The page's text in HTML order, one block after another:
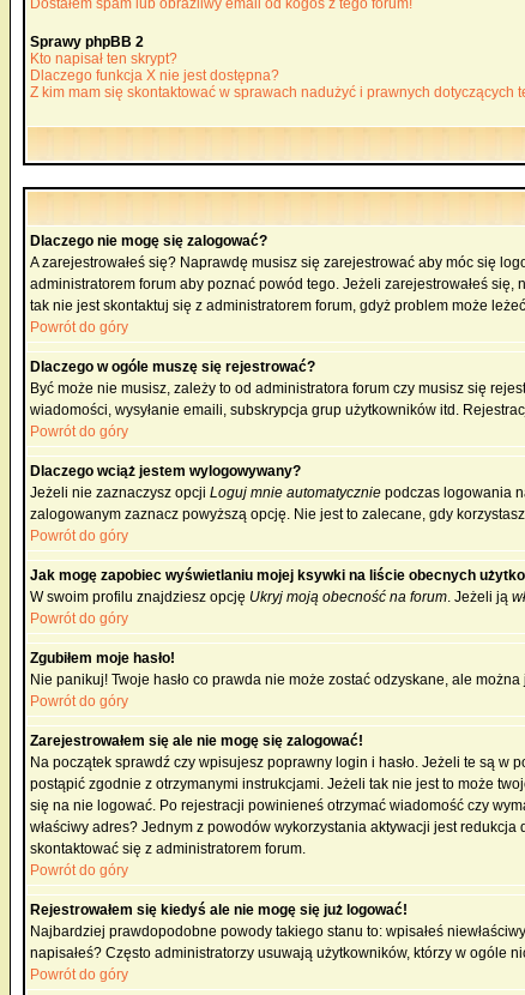
Dostałem spam lub obraźliwy email od kogoś z tego forum!
Sprawy phpBB 2
Kto napisał ten skrypt?
Dlaczego funkcja X nie jest dostępna?
Z kim mam się skontaktować w sprawach nadużyć i prawnych dotyczących
Dlaczego nie mogę się zalogować?
A zarejestrowałeś się? Naprawdę musisz się zarejestrować aby móc się
administratorem forum aby poznać powód tego. Jeżeli zarejestrowałeś się,
tak nie jest skontaktuj się z administratorem forum, gdyż problem może
Powrót do góry
Dlaczego w ogóle muszę się rejestrować?
Być może nie musisz, zależy to od administratora forum czy musisz się
wiadomości, wysyłanie emaili, subskrypcja grup użytkowników itd.
Powrót do góry
Dlaczego wciąż jestem wylogowywany?
Jeżeli nie zaznaczysz opcji Loguj mnie automatycznie podczas logowania
zalogowanym zaznacz powyższą opcję. Nie jest to zalecane, gdy
Powrót do góry
Jak mogę zapobiec wyświetlaniu mojej ksywki na liście obecnych
W swoim profilu znajdziesz opcję Ukryj moją obecność na forum. Jeżeli ją
Powrót do góry
Zgubiłem moje hasło!
Nie panikuj! Twoje hasło co prawda nie może zostać odzyskane, ale
Powrót do góry
Zarejestrowałem się ale nie mogę się zalogować!
Na początek sprawdź czy wpisujesz poprawny login i hasło. Jeżeli te są w
postąpić zgodnie z otrzymanymi instrukcjami. Jeżeli tak nie jest to może
się na nie logować. Po rejestracji powinieneś otrzymać wiadomość czy
właściwy adres? Jednym z powodów wykorzystania aktywacji jest
skontaktować się z administratorem forum.
Powrót do góry
Rejestrowałem się kiedyś ale nie mogę się już logować!
Najbardziej prawdopodobne powody takiego stanu to: wpisałeś
napisałeś? Często administratorzy usuwają użytkowników, którzy w ogóle
Powrót do góry